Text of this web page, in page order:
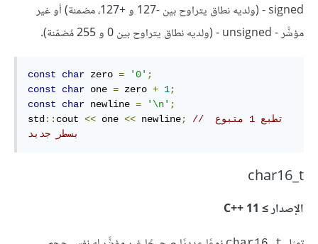
signed - (ولديه نطاق يتراوح بين -127 و +127، مضمنة) أو غير
مؤشَّر - unsigned - (ولديه نطاق يتراوح بين 0 و 255 مُضمّنة).
const char zero = '0' ;
const
char one = zero + 1;
const
char newline = '\n' ;
std :: cout << one << newline;
// تطبع 1 متبوع
بسطر جديد
char16_t
الإصدار ≥ C++‎ 11